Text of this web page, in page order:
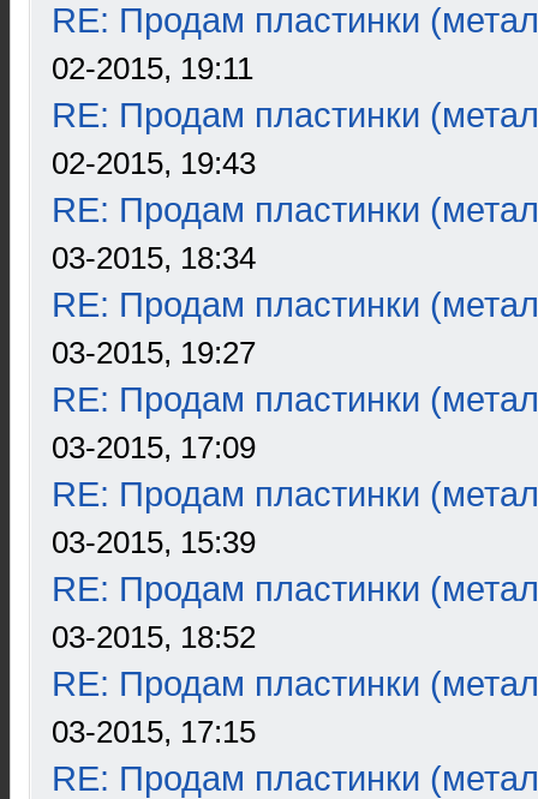
RE: Продам пластинки
02-2015, 19:11
RE: Продам пластинки
02-2015, 19:43
RE: Продам пластинки
03-2015, 18:34
RE: Продам пластинки
03-2015, 19:27
RE: Продам пластинки
03-2015, 17:09
RE: Продам пластинки
03-2015, 15:39
RE: Продам пластинки
03-2015, 18:52
RE: Продам пластинки
03-2015, 17:15
RE: Продам пластинки